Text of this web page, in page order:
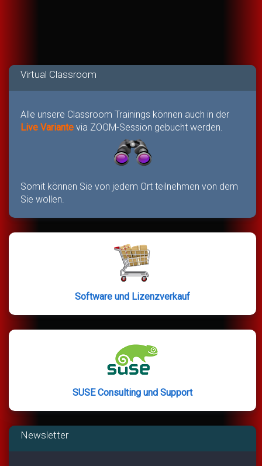
Virtual Classroom
Alle unsere Classroom Trainings können auch in der
Live Variante via ZOOM-Session gebucht werden.
Somit können Sie von jedem Ort teilnehmen von dem
Sie wollen.
Software und Lizenzverkauf
SUSE Consulting und Support
Newsletter